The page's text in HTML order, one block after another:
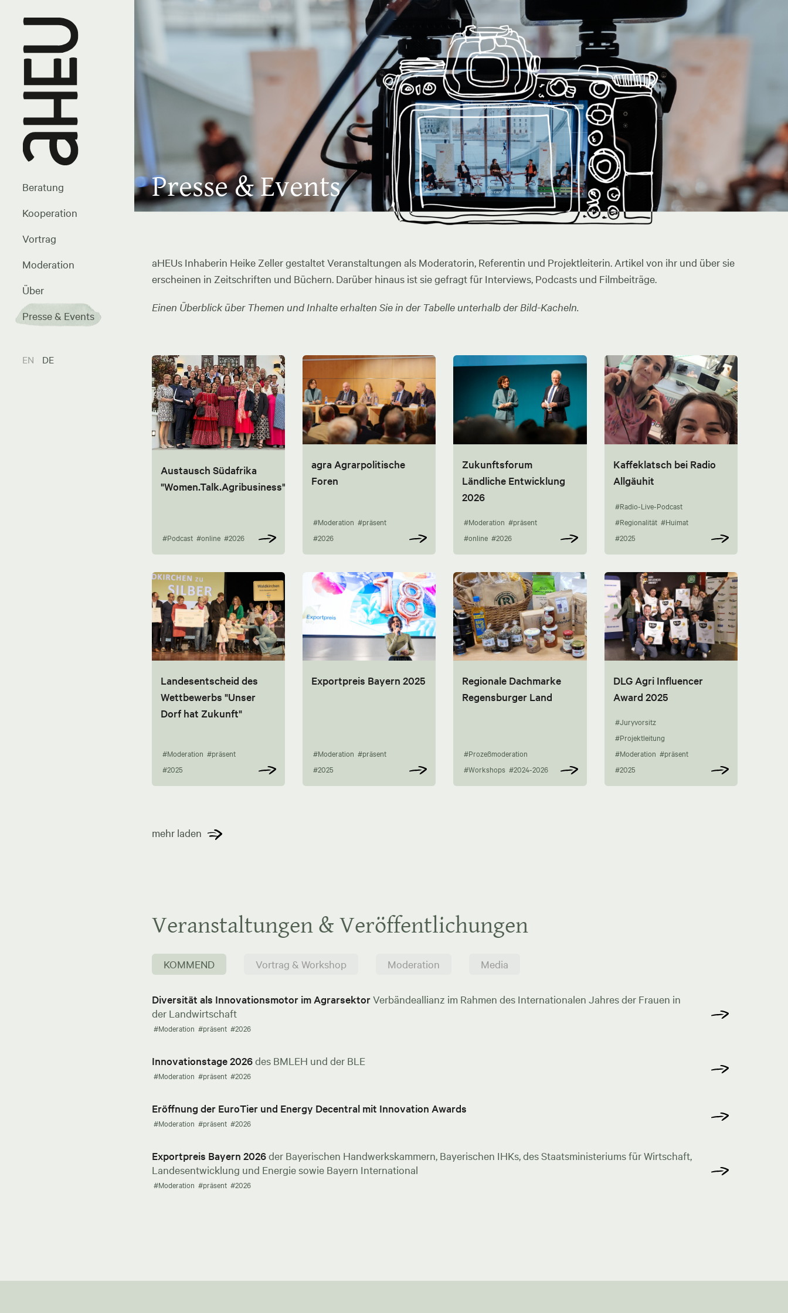
Beratung
Kooperation
Vortrag
Moderation
Über
Presse & Events
EN DE
Presse & Events
aHEUs Inhaberin Heike Zeller gestaltet Veranstaltungen als Moderatorin, Referentin und Projektleiterin. Artikel von ihr und über sie
erscheinen in Zeitschriften und Büchern. Darüber hinaus ist sie gefragt für Interviews, Podcasts und Filmbeiträge.
Einen Überblick über Themen und Inhalte erhalten Sie in der Tabelle unterhalb der Bild-Kacheln.
Austausch Südafrika
"Women.Talk.Agribusiness"
#Podcast #online #2026
agra Agrarpolitische
Foren
#Moderation #präsent
#2026
Zukunftsforum
Ländliche Entwicklung
2026
#Moderation #präsent
#online #2026
Kaffeklatsch bei Radio
Allgäuhit
#Radio-Live-Podcast
#Regionalität #Huimat
#2025
Landesentscheid des
Wettbewerbs "Unser
Dorf hat Zukunft"
#Moderation #präsent
#2025
Exportpreis Bayern 2025
#Moderation #präsent
#2025
Regionale Dachmarke
Regensburger Land
#Prozeßmoderation
#Workshops #2024-2026
DLG Agri Influencer
Award 2025
#Juryvorsitz
#Projektleitung
#Moderation #präsent
#2025
mehr laden
Veranstaltungen & Veröffentlichungen
KOMMEND Vortrag & Workshop Moderation Media
Diversität als Innovationsmotor im AgrarsektorVerbändeallianz im Rahmen des Internationalen Jahres der Frauen in
der Landwirtschaft
#Moderation #präsent #2026
Innovationstage 2026des BMLEH und der BLE
#Moderation #präsent #2026
Eröffnung der EuroTier und Energy Decentral mit Innovation Awards
#Moderation #präsent #2026
Exportpreis Bayern 2026der Bayerischen Handwerkskammern, Bayerischen IHKs, des Staatsministeriums für Wirtschaft,
Landesentwicklung und Energie sowie Bayern International
#Moderation #präsent #2026